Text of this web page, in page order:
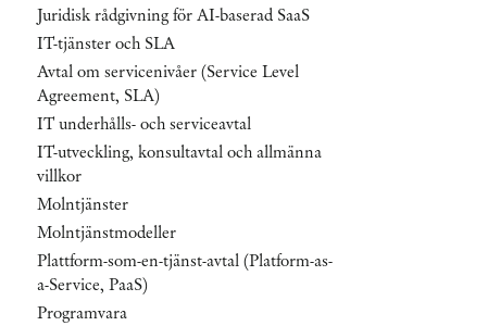
Juridisk rådgivning för AI-baserad SaaS
IT-tjänster och SLA
Avtal om servicenivåer (Service Level
Agreement, SLA)
IT underhålls- och serviceavtal
IT-utveckling, konsultavtal och allmänna
villkor
Molntjänster
Molntjänstmodeller
Plattform-som-en-tjänst-avtal (Platform-as-
a-Service, PaaS)
Programvara